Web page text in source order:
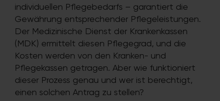
individuellen Pflegebedarfs – garantiert die
Gewährung entsprechender Pflegeleistungen.
Der Medizinische Dienst der Krankenkassen
(MDK) ermittelt diesen Pflegegrad, und die
Kosten werden von den Kranken- und
Pflegekassen getragen. Aber wie funktioniert
dieser Prozess genau und wer ist berechtigt,
einen solchen Antrag zu stellen?